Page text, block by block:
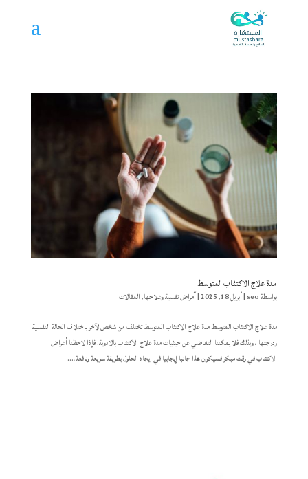
مدة علاج الاكتئاب المتوسط
بواسطةseo
|أبريل 18, 2025 |آمراض نفسية وعلاجها,المقالات
مدة علاج الاكتئاب المتوسط مدة علاج الاكتئاب المتوسط تختلف من شخص لآخر باختلاف الحالة النفسية
ودرجتها ، وبذلك فلا يمكننا التغاضي عن حيثيات مدة علاج الاكتئاب بالادوية. فإذا لاحظنا أعراض
الاكتئاب في وقت مبكر فسيكون هذا جانبا إيجابيا في ايجاد الحلول بطريقة سريعة ونافعة،...